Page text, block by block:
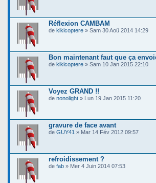
Réflexion CAMBAM
de kikicoptere » Sam 30 Aoû 2014 14:29
Bon maintenant faut que ça
de kikicoptere » Sam 10 Jan 2015 22:10
Voyez GRAND !!
de nonolight » Lun 19 Jan 2015 11:20
gravure de face avant
de GUY41 » Mar 14 Fév 2012 09:57
refroidissement ?
de fab » Mer 4 Juin 2014 07:53